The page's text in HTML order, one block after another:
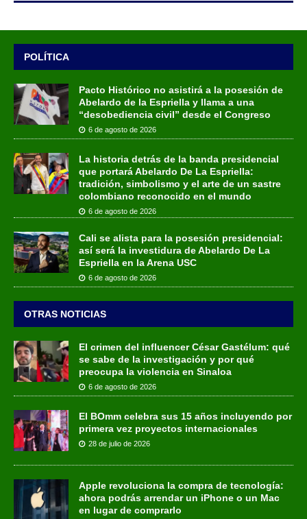
POLÍTICA
Pacto Histórico no asistirá a la posesión de
Abelardo de la Espriella y llama a una
“desobediencia civil” desde el Congreso
6 de agosto de 2026
La historia detrás de la banda presidencial
que portará Abelardo De La Espriella:
tradición, simbolismo y el arte de un sastre
colombiano reconocido en el mundo
6 de agosto de 2026
Cali se alista para la posesión presidencial:
así será la investidura de Abelardo De La
Espriella en la Arena USC
6 de agosto de 2026
OTRAS NOTICIAS
El crimen del influencer César Gastélum: qué
se sabe de la investigación y por qué
preocupa la violencia en Sinaloa
6 de agosto de 2026
El BOmm celebra sus 15 años incluyendo por
primera vez proyectos internacionales
28 de julio de 2026
Apple revoluciona la compra de tecnología:
ahora podrás arrendar un iPhone o un Mac
en lugar de comprarlo